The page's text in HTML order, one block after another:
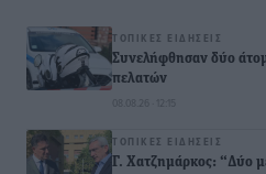
ΤΟΠΙΚΈΣ ΕΙΔΉΣΕΙΣ
Συνελήφθησαν δύο
πελατών
08.08.26 · 12:15
ΤΟΠΙΚΈΣ ΕΙΔΉΣΕΙΣ
Γ. Χατζημάρκος: “Δύο